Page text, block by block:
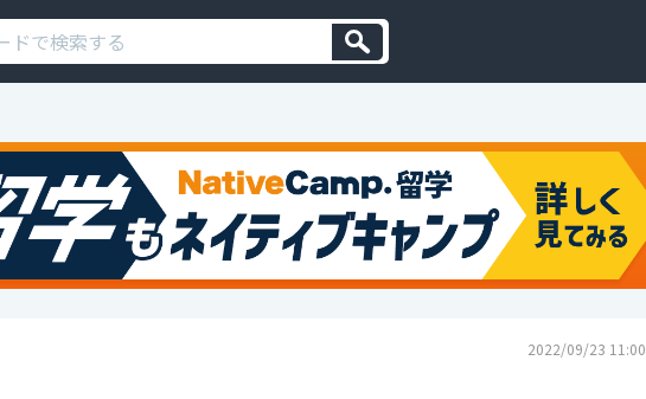
2022/09/23 11:00